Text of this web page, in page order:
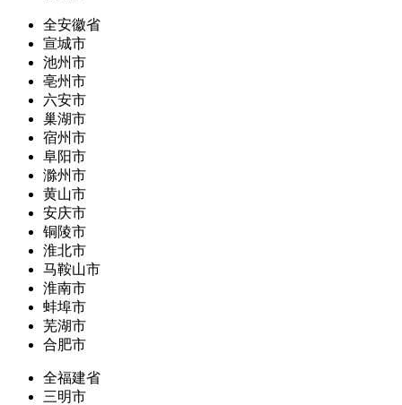
全安徽省
宣城市
池州市
亳州市
六安市
巢湖市
宿州市
阜阳市
滁州市
黄山市
安庆市
铜陵市
淮北市
马鞍山市
淮南市
蚌埠市
芜湖市
合肥市
全福建省
三明市